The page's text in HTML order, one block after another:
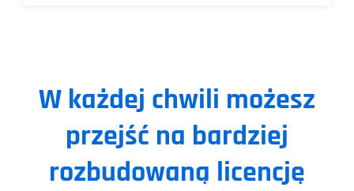
W każdej chwili możesz
przejść na bardziej
rozbudowaną licencję